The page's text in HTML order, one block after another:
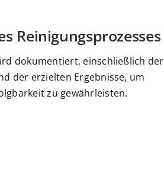
Reinigungsprozesses
dokumentiert, einschließlich der
der erzielten Ergebnisse, um
zu gewährleisten.